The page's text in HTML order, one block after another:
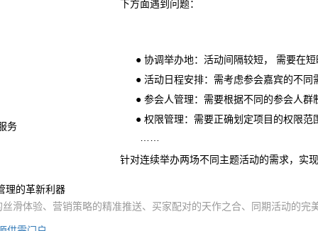
理的革新利器
滑体验、营销策略的精准推送、买家配对的天作之合、同期活动的
务
下方面遇到问题：
● 协调举办地：活动间隔较短， 需要在
● 活动日程安排：需考虑参会嘉宾的不同
● 参会人管理：需要根据不同的参会人
● 权限管理：需要正确划定项目的权限
针对连续举办两场不同主题活动的需求，实